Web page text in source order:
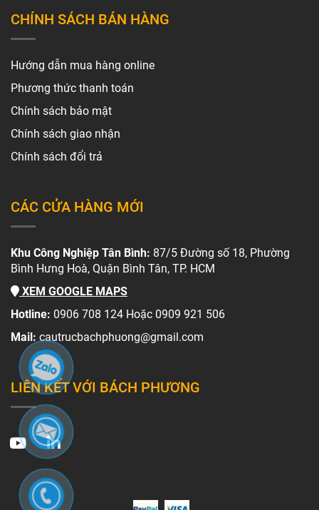
CHÍNH SÁCH BÁN HÀNG
Hướng dẫn mua hàng online
Phương thức thanh toán
Chính sách bảo mật
Chính sách giao nhận
Chính sách đổi trả
CÁC CỬA HÀNG MỚI
Khu Công Nghiệp Tân Bình: 87/5 Đường số 18, Phường
Bình Hưng Hoà, Quận Bình Tân, TP. HCM
XEM GOOGLE MAPS
Hotline: 0906 708 124 Hoặc 0909 921 506
Mail: cautrucbachphuong@gmail.com
LIÊN KẾT VỚI BÁCH PHƯƠNG